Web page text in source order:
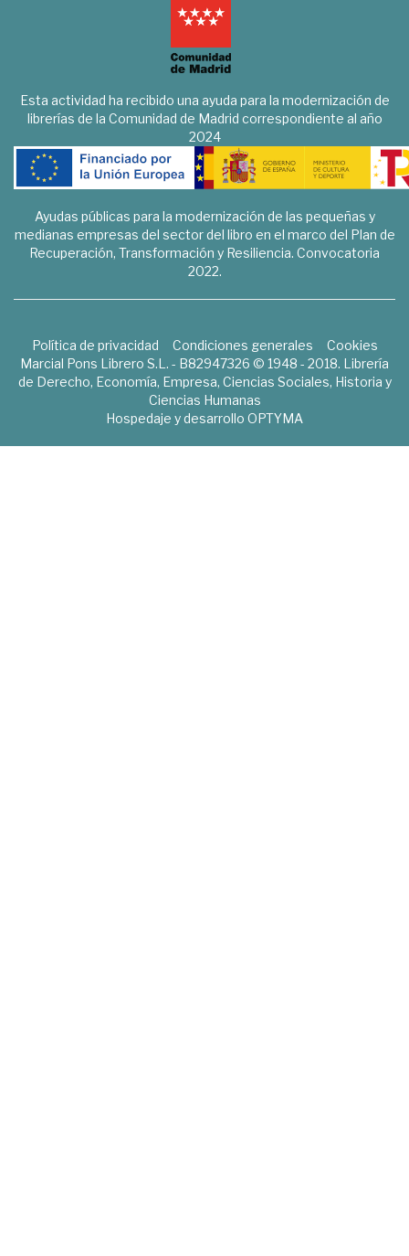
Esta actividad ha recibido una ayuda para la modernización de
librerías de la Comunidad de Madrid correspondiente al año
2024
Ayudas públicas para la modernización de las pequeñas y
medianas empresas del sector del libro en el marco del Plan de
Recuperación, Transformación y Resiliencia. Convocatoria
2022.
Política de privacidad Condiciones generales
Cookies
Marcial Pons Librero S.L. - B82947326 © 1948 - 2018. Librería
de Derecho, Economía, Empresa, Ciencias Sociales, Historia y
Ciencias Humanas
Hospedaje y desarrollo OPTYMA